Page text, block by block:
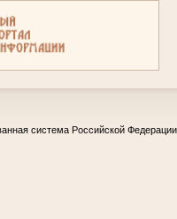
система Российской